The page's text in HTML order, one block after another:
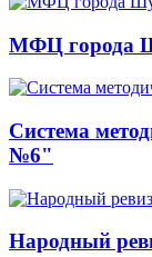
МФЦ города
Система
№6"
Народный